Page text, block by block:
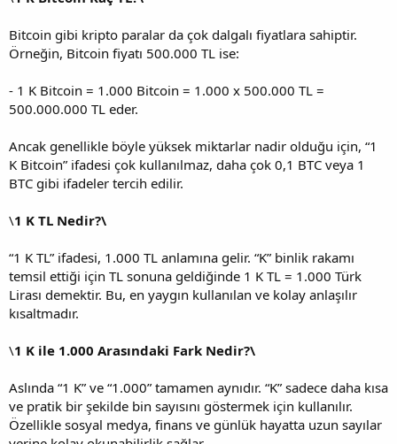
Bitcoin gibi kripto paralar da çok dalgalı fiyatlara sahiptir.
Örneğin, Bitcoin fiyatı 500.000 TL ise:
- 1 K Bitcoin = 1.000 Bitcoin = 1.000 x 500.000 TL =
500.000.000 TL eder.
Ancak genellikle böyle yüksek miktarlar nadir olduğu için, “1
K Bitcoin” ifadesi çok kullanılmaz, daha çok 0,1 BTC veya 1
BTC gibi ifadeler tercih edilir.
\1 K TL Nedir?\
“1 K TL” ifadesi, 1.000 TL anlamına gelir. “K” binlik rakamı
temsil ettiği için TL sonuna geldiğinde 1 K TL = 1.000 Türk
Lirası demektir. Bu, en yaygın kullanılan ve kolay anlaşılır
kısaltmadır.
\1 K ile 1.000 Arasındaki Fark Nedir?\
Aslında “1 K” ve “1.000” tamamen aynıdır. “K” sadece daha kısa
ve pratik bir şekilde bin sayısını göstermek için kullanılır.
Özellikle sosyal medya, finans ve günlük hayatta uzun sayılar